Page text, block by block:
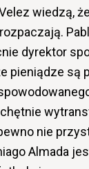
wiedzą,
dyrektor
pieniądze są
nie
Almada